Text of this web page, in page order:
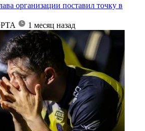
организации поставил точку в
1 месяц назад